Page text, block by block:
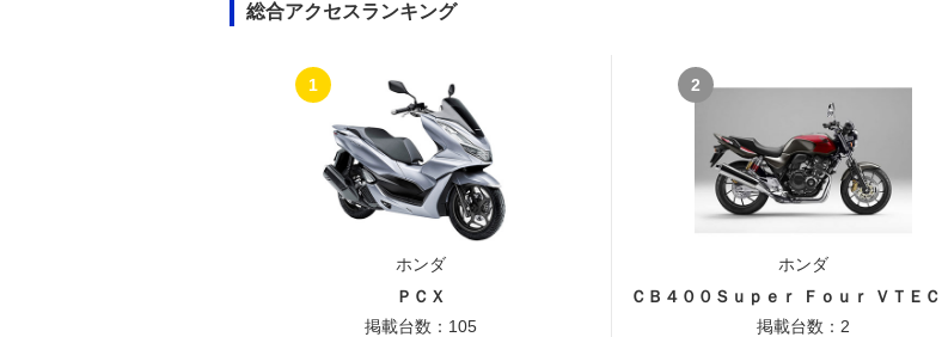
総合アクセスランキング
1
ホンダ
ＰＣＸ
掲載台数：105
2
ホンダ
掲載台数：2